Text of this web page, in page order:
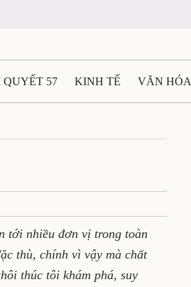
QUYẾT 57 KINH TẾ VĂN HÓA
tới nhiều đơn vị trong toàn
thù, chính vì vậy mà chất
thúc tôi khám phá, suy